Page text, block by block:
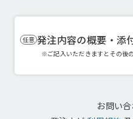
任意 発注内容の概要・添
※ご記入いただきますとその後
お問い合